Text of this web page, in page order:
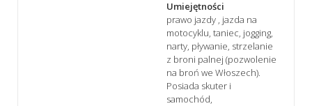
Umiejętności
prawo jazdy , jazda na
motocyklu, taniec, jogging,
narty, pływanie, strzelanie
z broni palnej (pozwolenie
na broń we Włoszech).
Posiada skuter i
samochód,